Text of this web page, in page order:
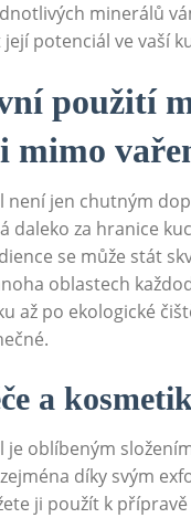
minerálů
potenciál ve vaší
použití
mimo
není jen chutným
daleko za hranice
se může stát
oblastech
až po ekologické
a
je oblíbeným
díky svým
ji použít k